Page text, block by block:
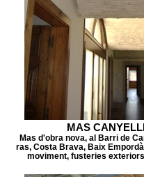
MAS
Mas d'obra nova, al Barri de
ras, Costa Brava, Baix
moviment, fusteries